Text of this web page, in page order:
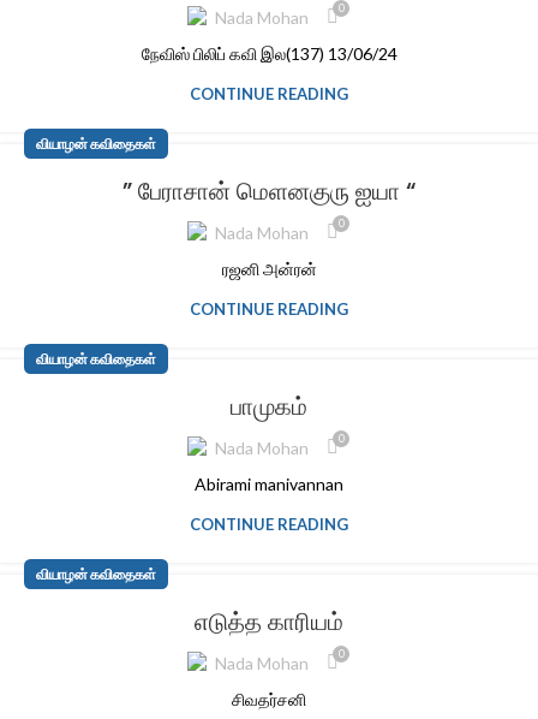
Nada Mohan 0
நேவிஸ் பிலிப் கவி இல(137) 13/06/24
CONTINUE READING
வியாழன் கவிதைகள்
” பேராசான் மெளனகுரு ஐயா “
Nada Mohan 0
ரஜனி அன்ரன்
CONTINUE READING
வியாழன் கவிதைகள்
பாமுகம்
Nada Mohan 0
Abirami manivannan
CONTINUE READING
வியாழன் கவிதைகள்
எடுத்த காரியம்
Nada Mohan 0
சிவதர்சனி